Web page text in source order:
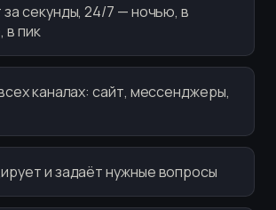
секунды, 24/7 — ночью, в
в пик
каналах: сайт, мессенджеры,
и задаёт нужные вопросы